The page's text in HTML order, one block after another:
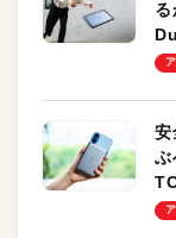
の
安
ぶ
ー